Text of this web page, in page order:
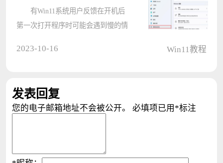
有Win11系统用户反馈在开机后
第一次打开程序时可能会遇到慢的情
分享????
2023-10-16 Win11教程
发表回复
您的电子邮箱地址不会被公开。 必填项已用 *标注